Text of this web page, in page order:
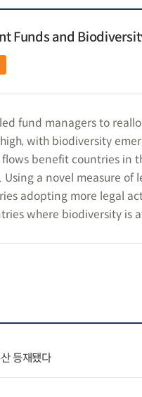
Funds and
fund managers to
with biodiversity
benefit countries in
Using a novel measure
adopting more legal
where biodiversity is
등재됐다